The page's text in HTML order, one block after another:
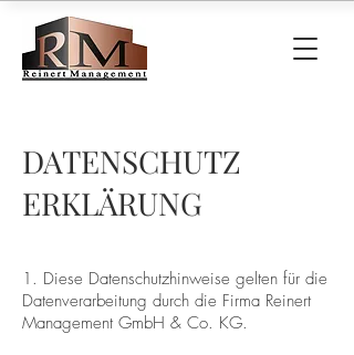
DATENSCHUTZ
ERKLÄRUNG
1. Diese Datenschutzhinweise gelten für die
Datenverarbeitung durch die Firma Reinert
Management GmbH & Co. KG.